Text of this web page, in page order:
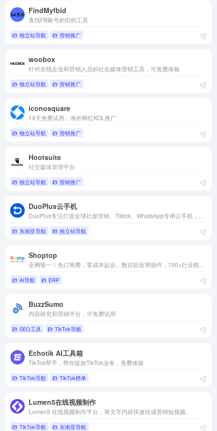
FindMyfbid
查找FB账号的ID的工具
独立站导航 营销推广
woobox
针对在线企业和营销人员的社会媒体营销工具，可免费体验
独立站导航 营销推广
iconosquare
14天免费试用，海外网红KOL推广
独立站导航 营销推广
Hootsuite
社交媒体管理平台
独立站导航 营销推广
DuoPlus云手机
东南亚导航 独立站导航
Shoptop
AI导航 ERP
BuzzSumo
内容研究和营销平台，可免费试用
SEO工具 TikTok导航
Echotik AI工具箱
TikTok帮手，帮你提效TikTok业务，免费体验
TikTok导航 TikTok榜单
Lumen5在线视频制作
Lumen5 在线视频制作平台，将文字内容快速转成营销短视频。
TikTok导航 东南亚导航